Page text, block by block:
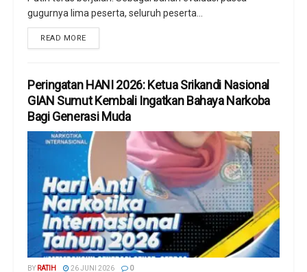
gugurnya lima peserta, seluruh peserta...
READ MORE
Peringatan HANI 2026: Ketua Srikandi Nasional
GIAN Sumut Kembali Ingatkan Bahaya Narkoba
Bagi Generasi Muda
BY RATIH 26 JUNI 2026 0